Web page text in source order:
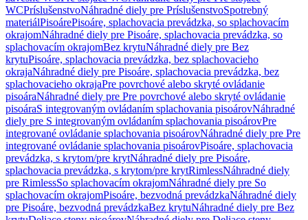
WCPríslušenstvoNáhradné diely pre PríslušenstvoSpotrebný
materiálPisoárePisoáre, splachovacia prevádzka, so splachovacím
okrajomNáhradné diely pre Pisoáre, splachovacia prevádzka, so
splachovacím okrajomBez krytuNáhradné diely pre Bez
krytuPisoáre, splachovacia prevádzka, bez splachovacieho
okrajaNáhradné diely pre Pisoáre, splachovacia prevádzka, bez
splachovacieho okrajaPre povrchové alebo skryté ovládanie
pisoáraNáhradné diely pre Pre povrchové alebo skryté ovládanie
pisoáraS integrovaným ovládaním splachovania pisoárovNáhradné
diely pre S integrovaným ovládaním splachovania pisoárovPre
integrované ovládanie splachovania pisoárovNáhradné diely pre Pre
integrované ovládanie splachovania pisoárovPisoáre, splachovacia
prevádzka, s krytom/pre krytNáhradné diely pre Pisoáre,
splachovacia prevádzka, s krytom/pre krytRimlessNáhradné diely
pre RimlessSo splachovacím okrajomNáhradné diely pre So
splachovacím okrajomPisoáre, bezvodná prevádzkaNáhradné diely
pre Pisoáre, bezvodná prevádzkaBez krytuNáhradné diely pre Bez